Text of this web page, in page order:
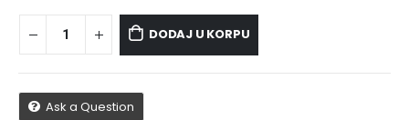
DODAJ U KORPU
Ask a Question